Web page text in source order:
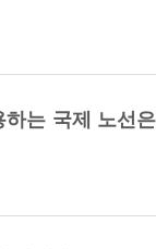
는 국제 노선